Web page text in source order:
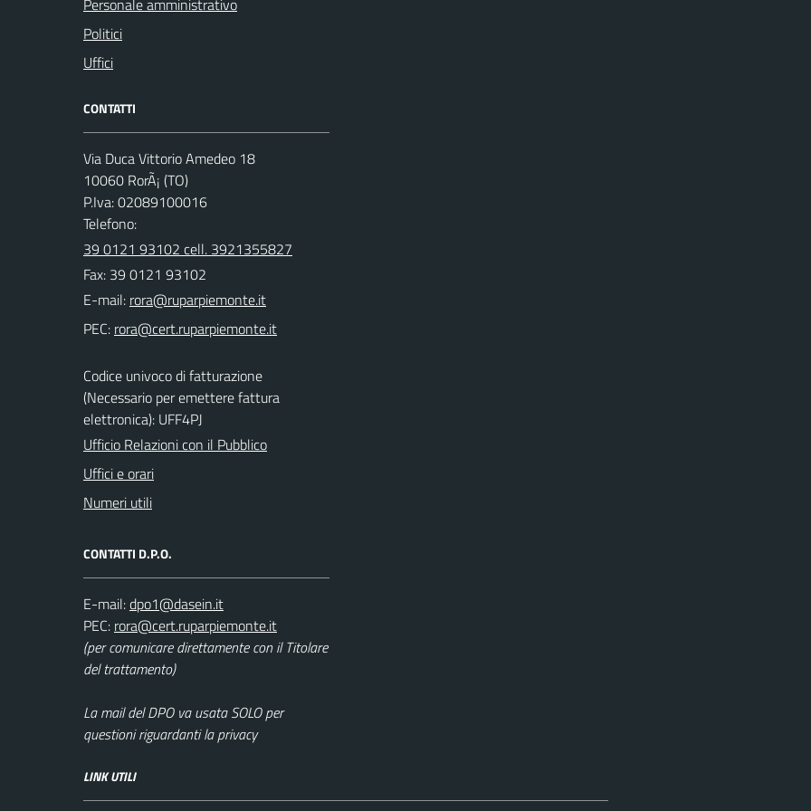
Personale amministrativo
Politici
Uffici
CONTATTI
Via Duca Vittorio Amedeo 18
10060 RorÃ¡ (TO)
P.Iva: 02089100016
Telefono:
39 0121 93102 cell. 3921355827
Fax: 39 0121 93102
E-mail:
PEC:
Codice univoco di fatturazione
(Necessario per emettere fattura
elettronica): UFF4PJ
Ufficio Relazioni con il Pubblico
Uffici e orari
Numeri utili
CONTATTI D.P.O.
E-mail:
PEC:
(per comunicare direttamente con il Titolare
del trattamento)
La mail del DPO va usata SOLO per
questioni riguardanti la privacy
LINK UTILI